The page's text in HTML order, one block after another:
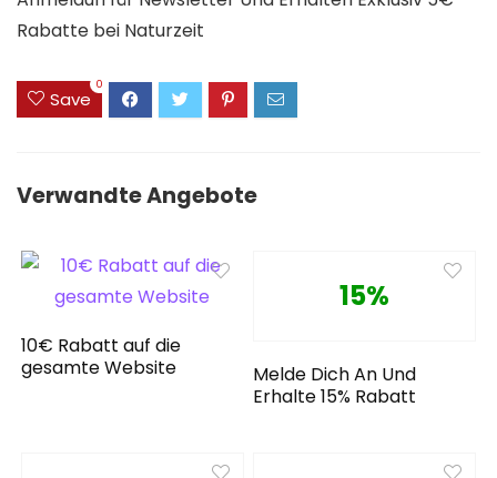
Rabatte bei Naturzeit
Save
0
Verwandte Angebote
10€ Rabatt auf die
gesamte Website
15%
Melde Dich An Und
Erhalte 15% Rabatt